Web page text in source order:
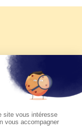
2026 de KTO
pape Léon
sur KTO le